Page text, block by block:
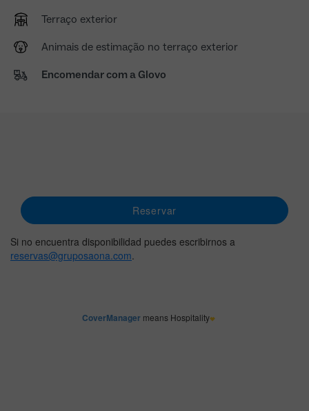
Terraço exterior
Animais de estimação no terraço exterior
Encomendar com a Glovo